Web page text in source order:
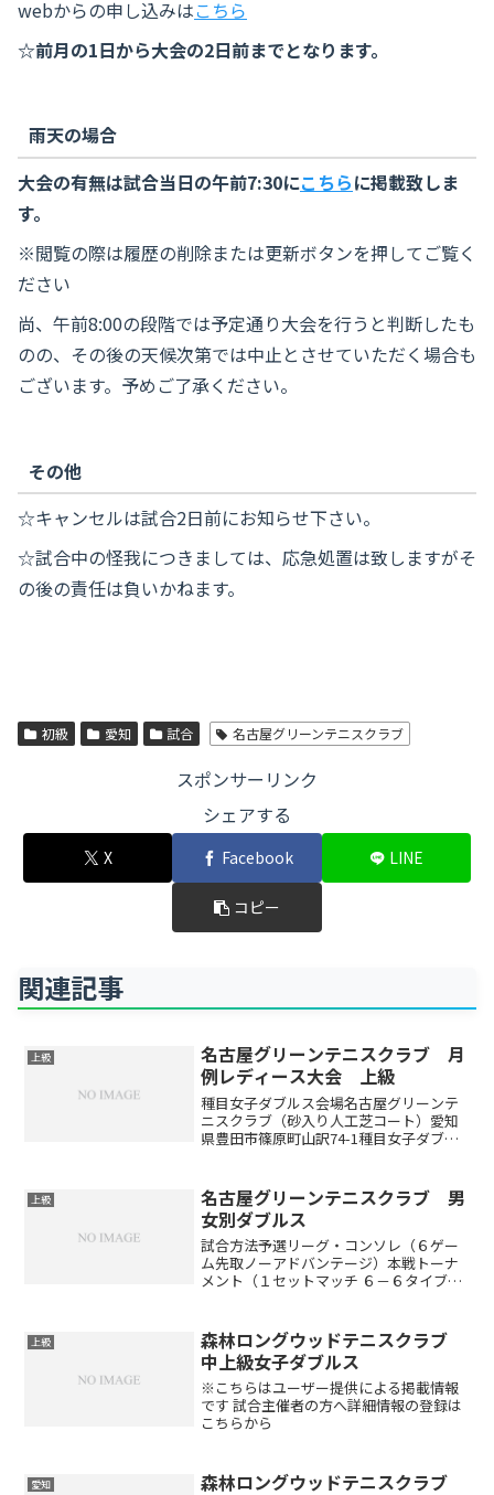
webからの申し込みはこちら
☆前月の1日から大会の2日前までとなります。
雨天の場合
大会の有無は試合当日の午前7:30にこちらに掲載致しま
す。
※閲覧の際は履歴の削除または更新ボタンを押してご覧く
ださい
尚、午前8:00の段階では予定通り大会を行うと判断したも
のの、その後の天候次第では中止とさせていただく場合も
ございます。予めご了承ください。
その他
☆キャンセルは試合2日前にお知らせ下さい。
☆試合中の怪我につきましては、応急処置は致しますがそ
の後の責任は負いかねます。
初級 愛知 試合 名古屋グリーンテニスクラブ
スポンサーリンク
シェアする
X Facebook LINE
コピー
関連記事
上級
名古屋グリーンテニスクラブ 月
例レディース大会 上級
種目女子ダブルス会場名古屋グリーンテ
ニスクラブ（砂入り人工芝コート）愛知
県豊田市篠原町山訳74-1種目女子ダブル
中級レベルの方初級…試合経験の少ない
方※優勝したペアの方...
上級
名古屋グリーンテニスクラブ 男
女別ダブルス
試合方法予選リーグ・コンソレ（６ゲー
ム先取ノーアドバンテージ）本戦トーナ
メント（１セットマッチ ６－６タイブレ
催時間午前8:30～9:00 受付 午前9:00 ル
ール説...
上級
森林ロングウッドテニスクラブ
中上級女子ダブルス
※こちらはユーザー提供による掲載情報
です 試合主催者の方へ詳細情報の登録は
こちらから
愛知
森林ロングウッドテニスクラブ